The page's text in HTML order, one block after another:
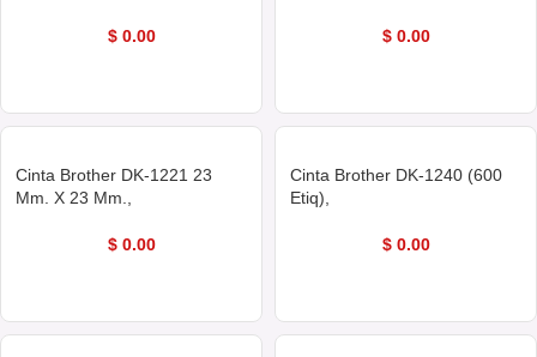
$0.00 $0.00
Cinta Brother DK-1221 23
Mm. X 23 Mm.,
$0.00
Cinta Brother DK-1240 (600
Etiq),
$0.00